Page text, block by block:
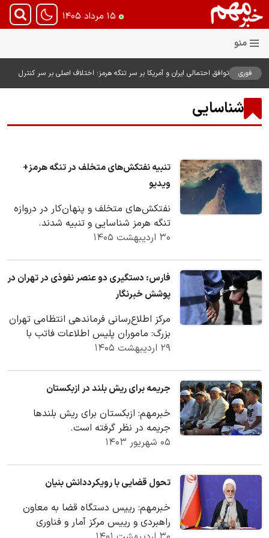
۱۵ مرداد ۱۴۰۵
فوری
توافق احتمالی ایران و آمریکا بر سر تنگه هرمز؛ اختلاف اصلی بر سر کنترل
شناسایی
تنبیه نفتکش‌های متخلف در تنگه هرمز+
ویدیو
نفتکش‌های متخلف و پنهان‌کار در دروازه
تنگه هرمز شناسایی و تنبیه شدند.
۳۰ اردیبهشت ۱۴۰۵
فارس: دستگیری دو عنصر نفوذی در تهران در
پوشش خبرنگار
مرکز اطلاع‌رسانی فرماندهی انتظامی تهران
بزرگ: ماموران پلیس اطلاعات فاتب با
انجام اقدامات پیچیده اطلاعاتی، موفق
۲۹ اردیبهشت ۱۴۰۵
جریمه برای ریش بلند در ازبکستان
خبرمهم: ازبکستان برای ریش بلند‌ها
جریمه در نظر گرفته است.
۰۵ شهریور ۱۴۰۳
تحول قضایی با رویکرددانش بنیان
خبرمهم: رییس دستگاه قضا به معاون
راهبردی و رییس مرکز آمار و فناوری